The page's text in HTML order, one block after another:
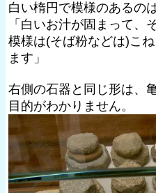
白い楕円で模様のあるの
「白いお汁が固まって、
模様は(そば粉などは)こ
ます」
右側の石器と同じ形は、
目的がわかりません。